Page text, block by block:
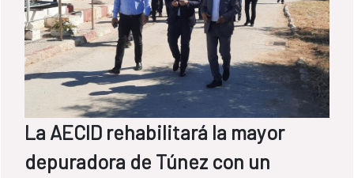
La AECID rehabilitará la mayor
depuradora de Túnez con un